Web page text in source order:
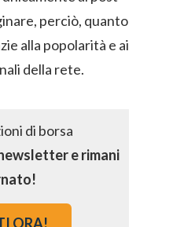
perciò, quanto
alla popolarità e ai
della rete.
e rimani
ORA!